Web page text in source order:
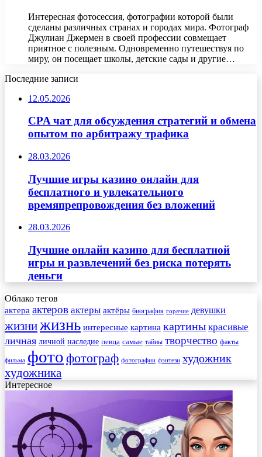
Интересная фотосессия, фотографии которой были
сделаны различных странах и городах мира. Фотограф
Джулиан Джермен в своей профессии совмещает
приятное с полезным. Одновременно путешествуя по
миру, он посещает школы, детские сады и другие…
Последние записи
12.05.2026
CPA чат для обсуждения стратегий и обмена
опытом по арбитражу трафика
28.03.2026
Лучшие игры казино онлайн для
бесплатного и увлекательного
времяпрепровождения без вложений
28.03.2026
Лучшие онлайн казино для бесплатной
игры и развлечений без риска потерять
деньги
Облако тегов
актера актеров актеры актёры биография горячие девушки
жизнижизнь интересные картина картины красивые
личная личной наследие певца самые тайны творчество факты
фильма фото фотограф фотографии фэнтези художник
художника
Интересное